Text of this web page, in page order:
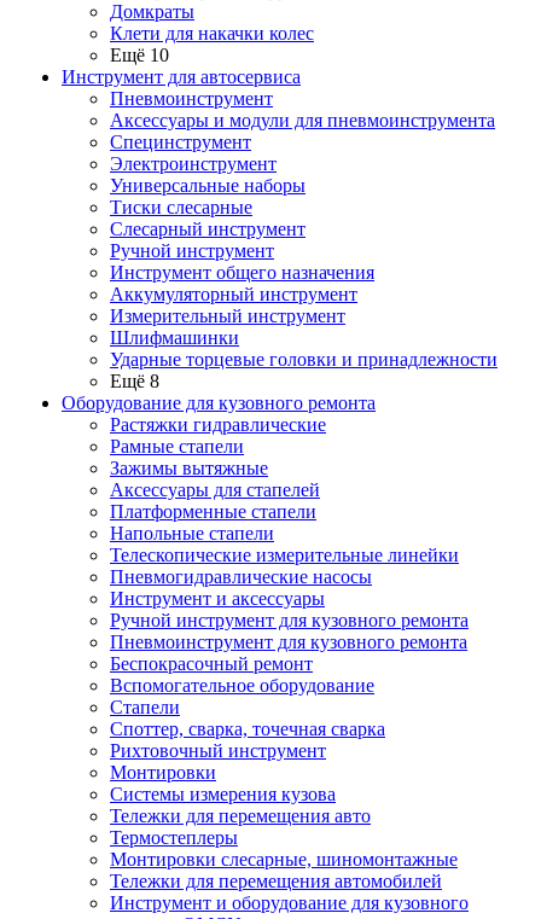
Домкраты
Клети для накачки колес
Ещё 10
Инструмент для автосервиса
Пневмоинструмент
Аксессуары и модули для пневмоинструмента
Специнструмент
Электроинструмент
Универсальные наборы
Тиски слесарные
Слесарный инструмент
Ручной инструмент
Инструмент общего назначения
Аккумуляторный инструмент
Измерительный инструмент
Шлифмашинки
Ударные торцевые головки и принадлежности
Ещё 8
Оборудование для кузовного ремонта
Растяжки гидравлические
Рамные стапели
Зажимы вытяжные
Аксессуары для стапелей
Платформенные стапели
Напольные стапели
Телескопические измерительные линейки
Пневмогидравлические насосы
Инструмент и аксессуары
Ручной инструмент для кузовного ремонта
Пневмоинструмент для кузовного ремонта
Беспокрасочный ремонт
Вспомогательное оборудование
Стапели
Споттер, сварка, точечная сварка
Рихтовочный инструмент
Монтировки
Системы измерения кузова
Тележки для перемещения авто
Термостеплеры
Монтировки слесарные, шиномонтажные
Тележки для перемещения автомобилей
Инструмент и оборудование для кузовного